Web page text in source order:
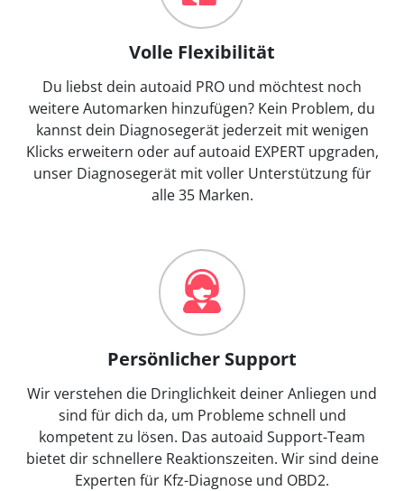
Volle Flexibilität
Du liebst dein autoaid PRO und möchtest noch
weitere Automarken hinzufügen? Kein Problem, du
kannst dein Diagnosegerät jederzeit mit wenigen
Klicks erweitern oder auf autoaid EXPERT upgraden,
unser Diagnosegerät mit voller Unterstützung für
alle 35 Marken.
Persönlicher Support
Wir verstehen die Dringlichkeit deiner Anliegen und
sind für dich da, um Probleme schnell und
kompetent zu lösen. Das autoaid Support-Team
bietet dir schnellere Reaktionszeiten. Wir sind deine
Experten für Kfz-Diagnose und OBD2.